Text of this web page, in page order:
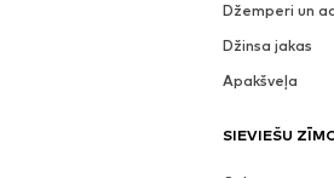
Džemperi un
Džinsa jakas
Apakšveļa
SIEVIEŠU